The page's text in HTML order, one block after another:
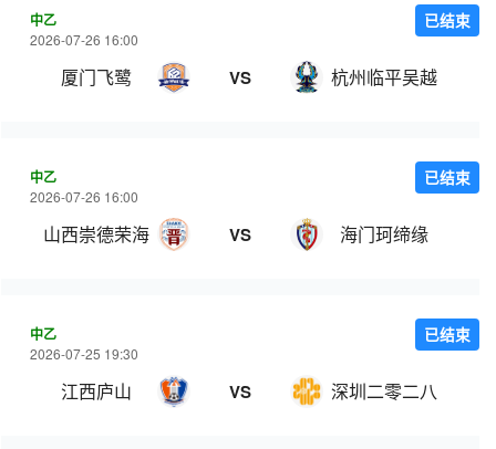
中乙
2026-07-26 16:00
厦门飞鹭 VS 杭州临平吴越
已结束
中乙
2026-07-26 16:00
山西崇德荣海 VS 海门珂缔缘
已结束
中乙
2026-07-25 19:30
江西庐山 VS 深圳二零二八
已结束